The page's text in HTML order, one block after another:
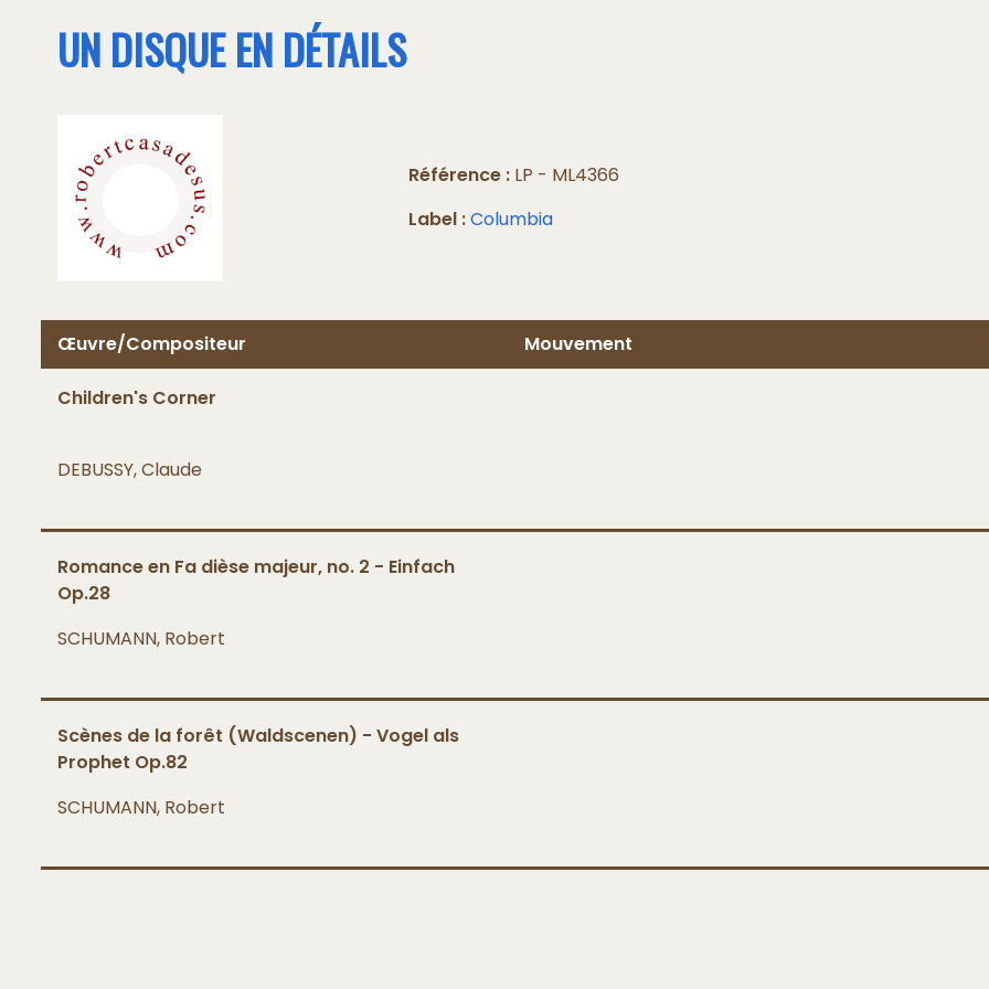
UN DISQUE EN DÉTAILS
Référence :LP - ML4366
Label :Columbia
Œuvre/Compositeur Mouvement
Children's Corner
DEBUSSY, Claude
Romance en Fa dièse majeur, no. 2 - Einfach
Op.28
SCHUMANN, Robert
Scènes de la forêt (Waldscenen) - Vogel als
Prophet Op.82
SCHUMANN, Robert